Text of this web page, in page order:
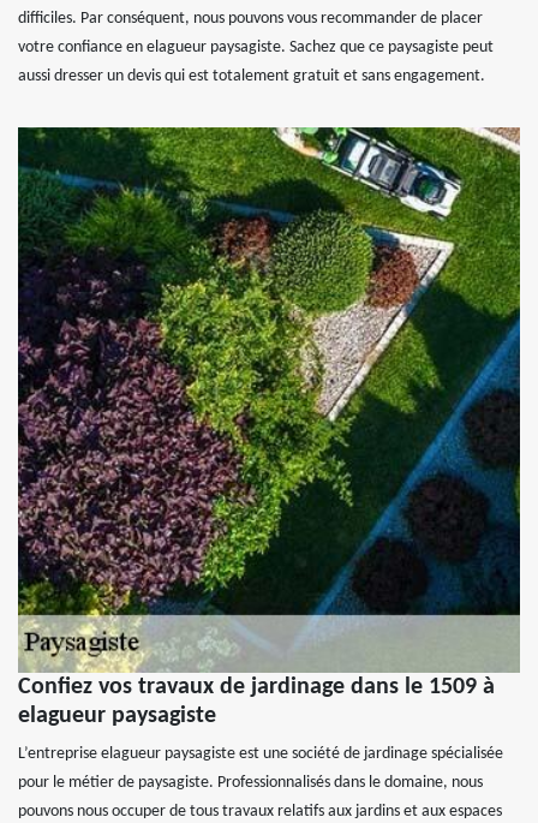
difficiles. Par conséquent, nous pouvons vous recommander de placer
votre confiance en elagueur paysagiste. Sachez que ce paysagiste peut
aussi dresser un devis qui est totalement gratuit et sans engagement.
Confiez vos travaux de jardinage dans le 1509 à
elagueur paysagiste
L’entreprise elagueur paysagiste est une société de jardinage spécialisée
pour le métier de paysagiste. Professionnalisés dans le domaine, nous
pouvons nous occuper de tous travaux relatifs aux jardins et aux espaces